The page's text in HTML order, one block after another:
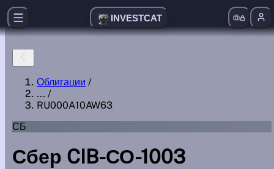
INVESTCAT
Облигации /
... /
RU000A10AW63
СБ
Сбер CIB-СО-1003